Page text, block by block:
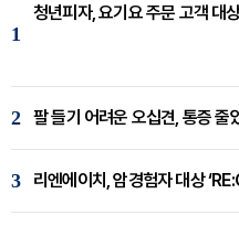
1
청년피자, 요기요 주문 고객 대
2
3 리엔에이치, 암경험자 대상